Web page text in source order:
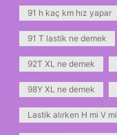
91 h kaç km hız yapar
91 T lastik ne demek
92T XL ne demek
98Y XL ne demek
Lastik alırken H mi V mi